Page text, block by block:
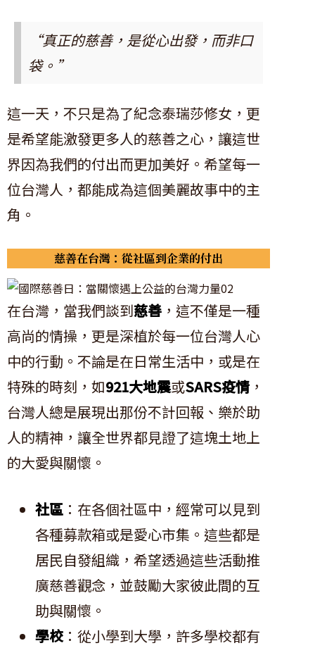
“真正的慈善，是從心出發，而非口
袋。”
這一天，不只是為了紀念泰瑞莎修女，更
是希望能激發更多人的慈善之心，讓這世
界因為我們的付出而更加美好。希望每一
位台灣人，都能成為這個美麗故事中的主
角。
慈善在台灣：從社區到企業的付出
在台灣，當我們談到慈善 ，這不僅是一種
高尚的情操，更是深植於每一位台灣人心
中的行動。不論是在日常生活中，或是在
特殊的時刻，如921大地震或SARS疫情 ，
台灣人總是展現出那份不計回報、樂於助
人的精神，讓全世界都見證了這塊土地上
的大愛與關懷。
社區 ：在各個社區中，經常可以見到
各種募款箱或是愛心市集。這些都是
居民自發組織，希望透過這些活動推
廣慈善觀念，並鼓勵大家彼此間的互
助與關懷。
學校：從小學到大學，許多學校都有